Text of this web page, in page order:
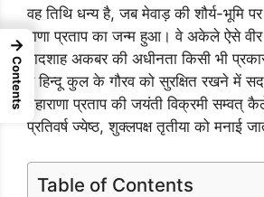
वह तिथि धन्य है, जब मेवाड़ की शौर्य-भूमि
राणा प्रताप का जन्म हुआ। वे अकेले ऐसे
बादशाह अकबर की अधीनता किसी भी
वे हिन्दू कुल के गौरव को सुरक्षित रखने में
महाराणा प्रताप की जयंती विक्रमी सम्वत्
प्रतिवर्ष ज्येष्ठ, शुक्लपक्ष तृतीया को मनाई
Table of Contents
→
Contents